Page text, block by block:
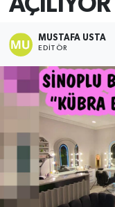
MUSTAFA USTA
EDITÖR